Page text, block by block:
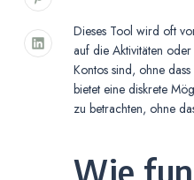
Dieses Tool wird oft
auf die Aktivitäten
Kontos sind, ohne
bietet eine diskrete
zu betrachten, ohne
Wie